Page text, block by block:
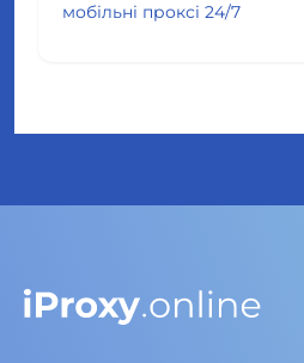
мобільні проксі 24/7